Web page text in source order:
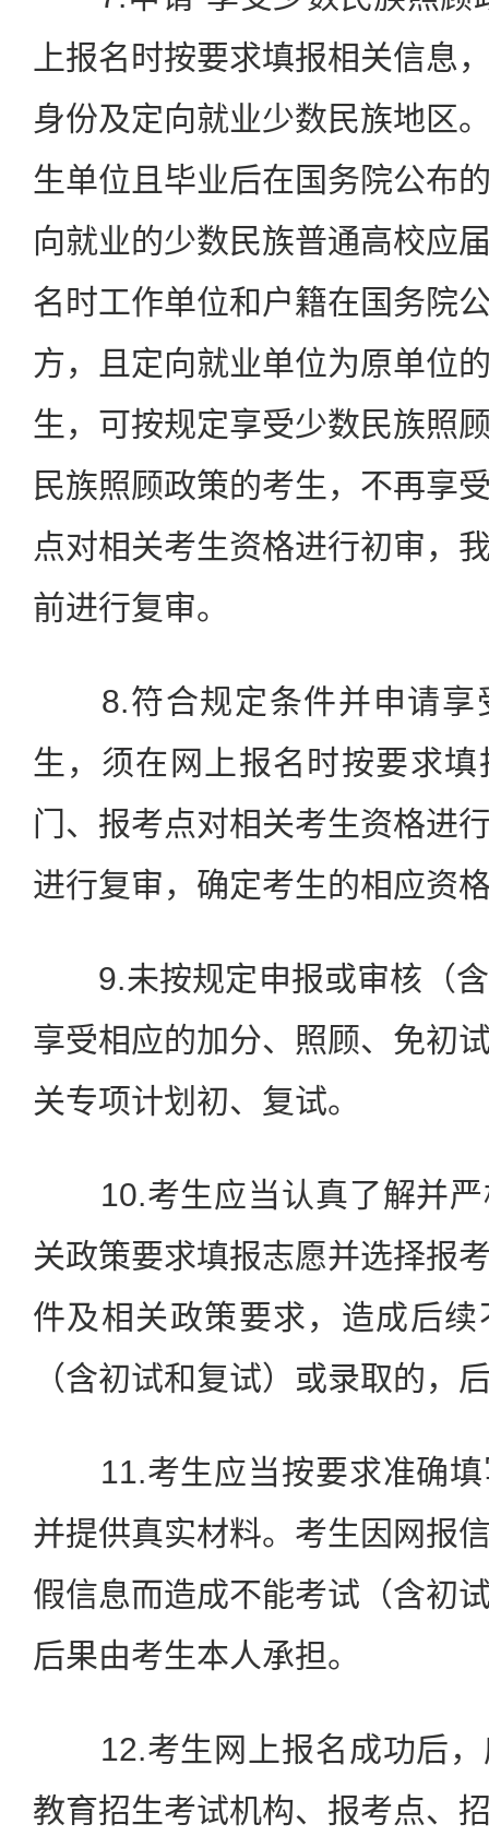
上报名时按要求填报相关信息
身份及定向就业少数民族地区
生单位且毕业后在国务院公布
向就业的少数民族普通高校应
名时工作单位和户籍在国务院
方，且定向就业单位为原单位
生，可按规定享受少数民族照
民族照顾政策的考生，不再享
点对相关考生资格进行初审，
前进行复审。
8.符合规定条件并申请享
生，须在网上报名时按要求
门、报考点对相关考生资格进
进行复审，确定考生的相应资
9.未按规定申报或审核（含
享受相应的加分、照顾、免初
关专项计划初、复试。
10.考生应当认真了解并严
关政策要求填报志愿并选择报
件及相关政策要求，造成后
（含初试和复试）或录取的，
11.考生应当按要求准确填
并提供真实材料。考生因网报
假信息而造成不能考试（含初
后果由考生本人承担。
12.考生网上报名成功后，
教育招生考试机构、报考点、